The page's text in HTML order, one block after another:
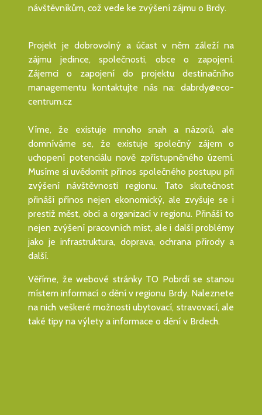
návštěvníkům, což vede ke zvýšení zájmu o Brdy.
Projekt je dobrovolný a účast v něm záleží na
zájmu jedince, společnosti, obce o zapojení.
Zájemci o zapojení do projektu destinačního
managementu kontaktujte nás na: dabrdy@eco-
centrum.cz
Víme, že existuje mnoho snah a názorů, ale
domníváme se, že existuje společný zájem o
uchopení potenciálu nově zpřístupněného území.
Musíme si uvědomit přínos společného postupu při
zvýšení návštěvnosti regionu. Tato skutečnost
přináší přínos nejen ekonomický, ale zvyšuje se i
prestiž měst, obcí a organizací v regionu. Přináší to
nejen zvýšení pracovních míst, ale i další problémy
jako je infrastruktura, doprava, ochrana přírody a
další.
Věříme, že webové stránky TO Pobrdí se stanou
místem informací o dění v regionu Brdy. Naleznete
na nich veškeré možnosti ubytovací, stravovací, ale
také tipy na výlety a informace o dění v Brdech.